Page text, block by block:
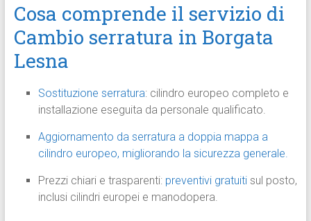
Cosa comprende il servizio di
Cambio serratura in Borgata
Lesna
Sostituzione serratura: cilindro europeo completo e
installazione eseguita da personale qualificato.
Aggiornamento da serratura a doppia mappa a
cilindro europeo, migliorando la sicurezza generale.
Prezzi chiari e trasparenti: preventivi gratuitisul posto,
inclusi cilindri europei e manodopera.